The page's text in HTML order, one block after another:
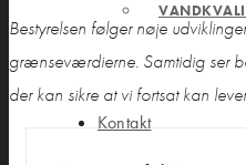
Kontakt
Bestyrelsen følger nøje
grænseværdierne. Samtidig ser
der kan sikre at vi fortsat kan